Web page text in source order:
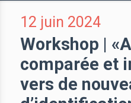
12 juin 2024
Workshop |
comparée et
vers de